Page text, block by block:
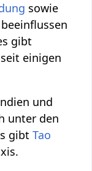
sowie
gibt
einigen
und
unter den
gibtTao